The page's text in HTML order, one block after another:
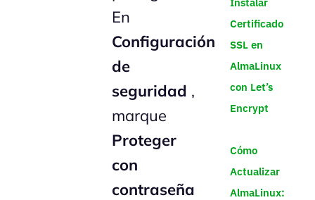
En
Configuración
de
seguridad ,
marque
Proteger
con
contraseña
Certificado
SSL en
AlmaLinux
con Let’s
Encrypt
Cómo
Actualizar
AlmaLinux: